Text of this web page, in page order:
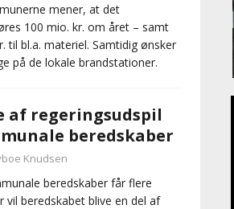
mener, at det
100 mio. kr. om året – samt
til bl.a. materiel. Samtidig ønsker
på de lokale brandstationer.
af regeringsudspil
beredskaber
Knudsen
beredskaber får flere
vil beredskabet blive en del af